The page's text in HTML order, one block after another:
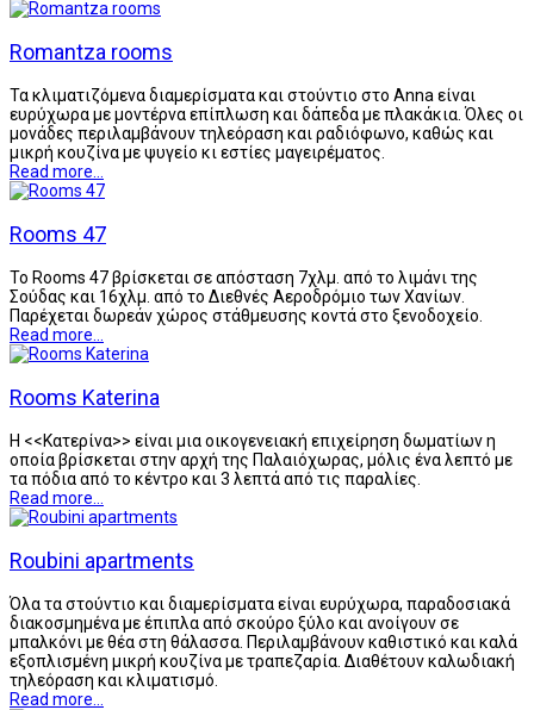
Romantza rooms
Τα κλιματιζόμενα διαμερίσματα και στούντιο στο Anna είναι
ευρύχωρα με μοντέρνα επίπλωση και δάπεδα με πλακάκια. Όλες οι
μονάδες περιλαμβάνουν τηλεόραση και ραδιόφωνο, καθώς και
μικρή κουζίνα με ψυγείο κι εστίες μαγειρέματος.
Read more...
Rooms 47
Το Rooms 47 βρίσκεται σε απόσταση 7χλμ. από το λιμάνι της
Σούδας και 16χλμ. από το Διεθνές Αεροδρόμιο των Χανίων.
Παρέχεται δωρεάν χώρος στάθμευσης κοντά στο ξενοδοχείο.
Read more...
Rooms Katerina
Η <<Κατερίνα>> είναι μια οικογενειακή επιχείρηση δωματίων η
οποία βρίσκεται στην αρχή της Παλαιόχωρας, μόλις ένα λεπτό με
τα πόδια από το κέντρο και 3 λεπτά από τις παραλίες.
Read more...
Roubini apartments
Όλα τα στούντιο και διαμερίσματα είναι ευρύχωρα, παραδοσιακά
διακοσμημένα με έπιπλα από σκούρο ξύλο και ανοίγουν σε
μπαλκόνι με θέα στη θάλασσα. Περιλαμβάνουν καθιστικό και καλά
εξοπλισμένη μικρή κουζίνα με τραπεζαρία. Διαθέτουν καλωδιακή
τηλεόραση και κλιματισμό.
Read more...